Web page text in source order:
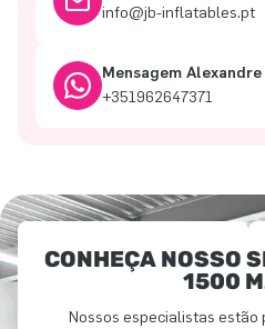
info@jb-inflatables.pt
Mensagem Alexandre
+351962647371
CONHEÇA NOSSO
1500
Nossos especialistas